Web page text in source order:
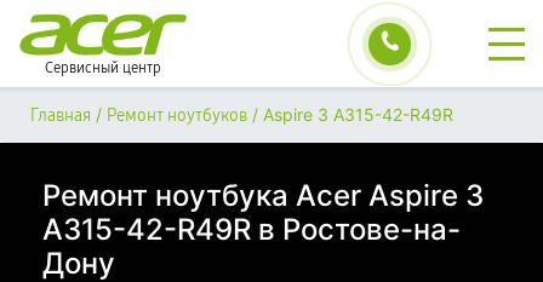
Сервисный центр
Главная / Ремонт ноутбуков / Aspire 3 A315-42-R49R
Ремонт ноутбука Acer Aspire 3
A315-42-R49R в Ростове-на-
Дону